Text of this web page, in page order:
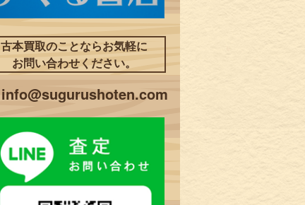
古本買取のことならお気軽に
お問い合わせください。
info@sugurushoten.com